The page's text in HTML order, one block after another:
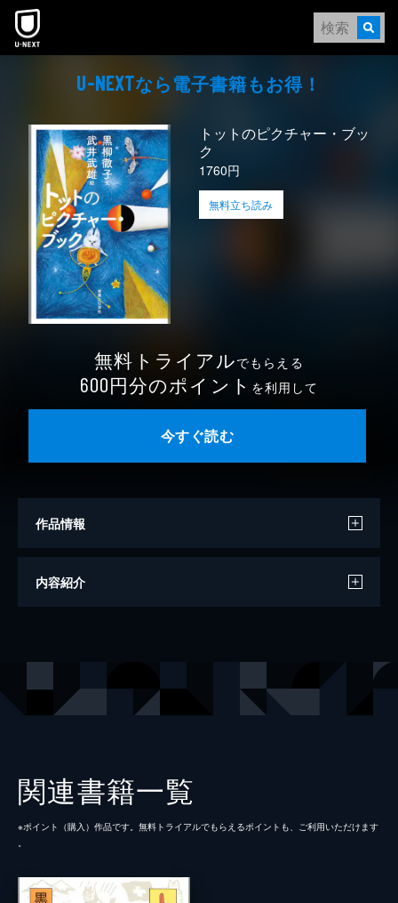
本文へスキップ
U-NEXTなら電⼦書籍もお得！
トットのピクチャー・ブッ
ク
1760円
無料立ち読み
無料トライアルでもらえる
600円分のポイント を利用して
今すぐ読む
作品情報
著者
内容紹介
関連書籍一覧
※ポイント（購⼊）作品です。無料トライアルでもらえるポイントも、ご利⽤いただけます
。